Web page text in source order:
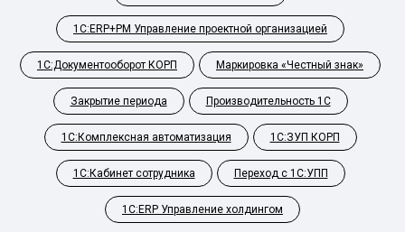
1С:ERP+PM Управление проектной организацией
1С:Документооборот КОРП Маркировка «Честный знак»
Закрытие периода Производительность 1С
1С:Комплексная автоматизация 1С:ЗУП КОРП
1С:Кабинет сотрудника Переход с 1С:УПП
1С:ERP Управление холдингом